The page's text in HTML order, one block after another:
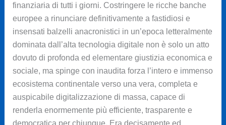
finanziaria di tutti i giorni. Costringere le ricche banche
europee a rinunciare definitivamente a fastidiosi e
insensati balzelli anacronistici in un’epoca letteralmente
dominata dall’alta tecnologia digitale non è solo un atto
dovuto di profonda ed elementare giustizia economica e
sociale, ma spinge con inaudita forza l’intero e immenso
ecosistema continentale verso una vera, completa e
auspicabile digitalizzazione di massa, capace di
renderla enormemente più efficiente, trasparente e
democratica per chiunque. Era decisamente ed